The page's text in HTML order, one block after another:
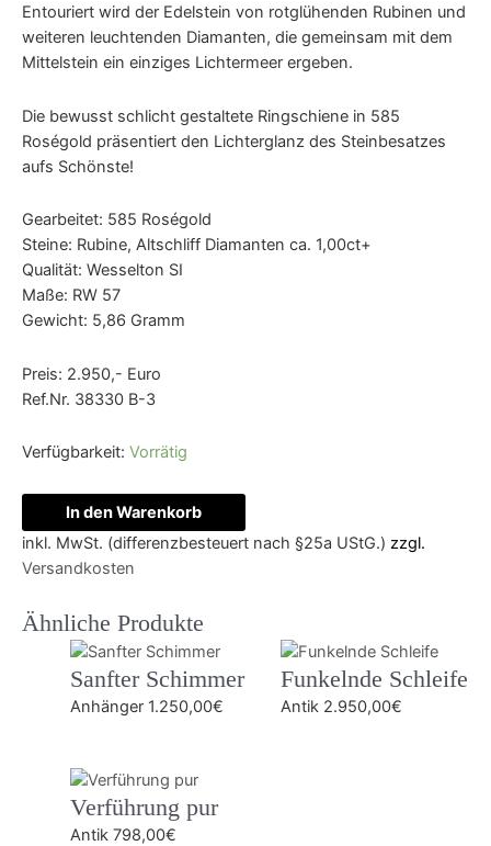
Entouriert wird der Edelstein von rotglühenden Rubinen und
weiteren leuchtenden Diamanten, die gemeinsam mit dem
Mittelstein ein einziges Lichtermeer ergeben.
Die bewusst schlicht gestaltete Ringschiene in 585
Roségold präsentiert den Lichterglanz des Steinbesatzes
aufs Schönste!
Gearbeitet: 585 Roségold
Steine: Rubine, Altschliff Diamanten ca. 1,00ct+
Qualität: Wesselton SI
Maße: RW 57
Gewicht: 5,86 Gramm
Preis: 2.950,- Euro
Ref.Nr. 38330 B-3
Verfügbarkeit: Vorrätig
In den Warenkorb
inkl. MwSt. (differenzbesteuert nach §25a UStG.) zzgl.
Versandkosten
Ähnliche Produkte
Sanfter Schimmer
Anhänger 1.250,00€
Funkelnde Schleife
Antik 2.950,00€
Verführung pur
Antik 798,00€